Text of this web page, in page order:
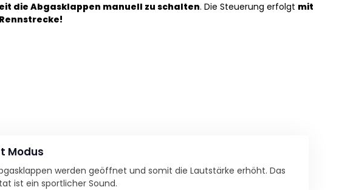
die Abgasklappen manuell zu schalten. Die Steuerung erfolgt mit
Modus
werden geöffnet und somit die Lautstärke erhöht. Das
ist ein sportlicher Sound.